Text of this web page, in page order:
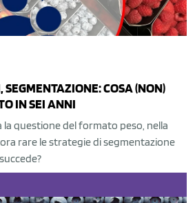
COSA (NON)
IN SEI ANNI
questione del formato peso, nella
rare le strategie di segmentazione